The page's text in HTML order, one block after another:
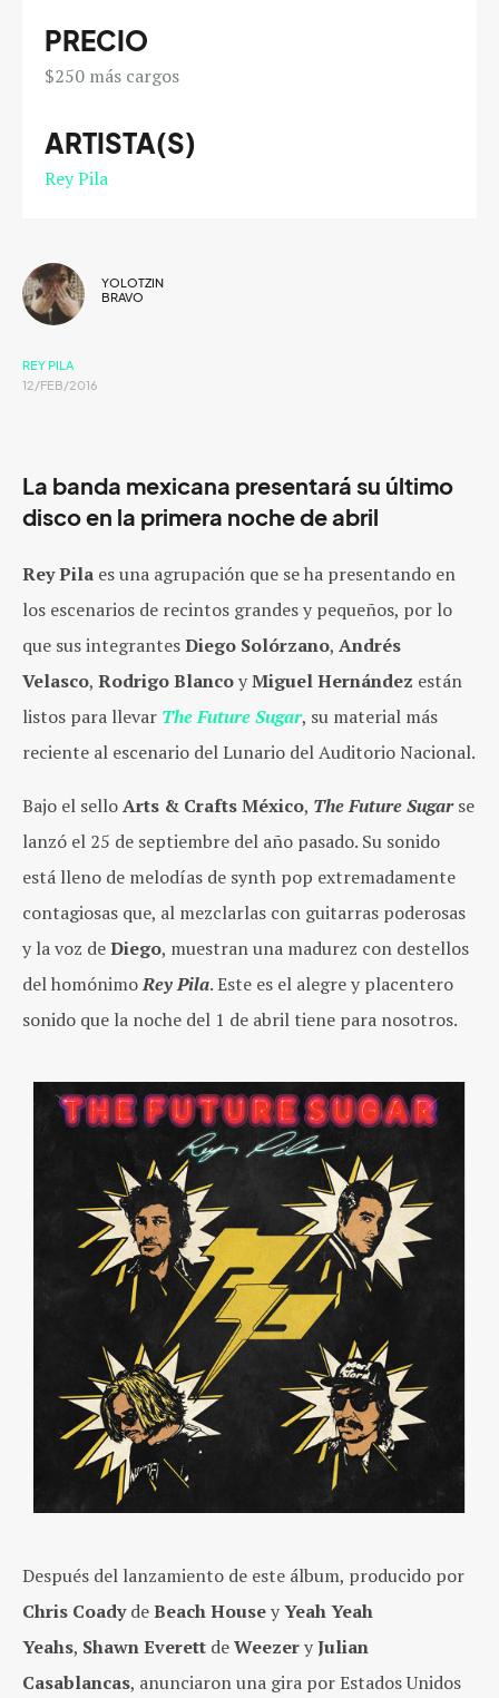
PRECIO
$250 más cargos
ARTISTA(S)
Rey Pila
YOLOTZIN
BRAVO
REY PILA
12/FEB/2016
La banda mexicana presentará su último
disco en la primera noche de abril
Rey Pila es una agrupación que se ha presentando en
los escenarios de recintos grandes y pequeños, por lo
que sus integrantesDiego Solórzano, Andrés
Velasco, Rodrigo BlancoyMiguel Hernández están
listos para llevar The Future Sugar, su material más
reciente al escenario del Lunario del Auditorio Nacional.
Bajo el selloArts & Crafts México, The Future Sugarse
lanzó el 25 de septiembre del año pasado. Su sonido
está lleno de melodías de synth pop extremadamente
contagiosas que, al mezclarlas con guitarras poderosas
y la voz deDiego, muestran una madurez con destellos
del homónimoRey Pila. Este es el alegre y placentero
sonido que la noche del 1 de abril tiene para nosotros.
Después del lanzamiento de este álbum, producido por
Chris CoadydeBeach HouseyYeah Yeah
Yeahs, Shawn Everett deWeezeryJulian
Casablancas, anunciaron una gira por Estados Unidos